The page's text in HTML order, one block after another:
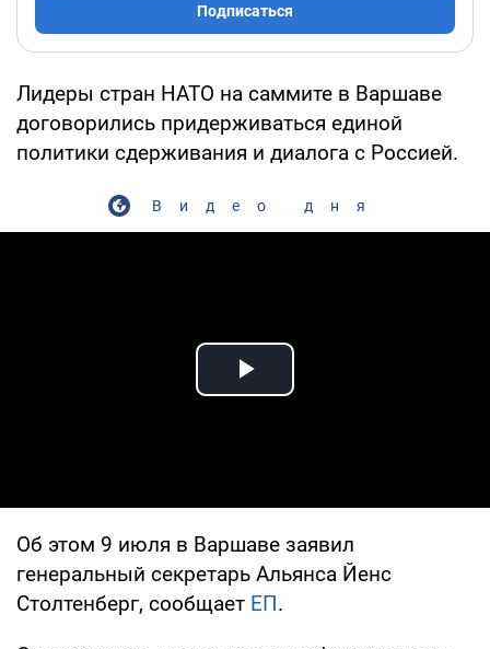
Подписаться
Лидеры стран НАТО на саммите в Варшаве
договорились придерживаться единой
политики сдерживания и диалога с Россией.
Видео дня
Play Video
Об этом 9 июля в Варшаве заявил
генеральный секретарь Альянса Йенс
Столтенберг, сообщает ЕП.